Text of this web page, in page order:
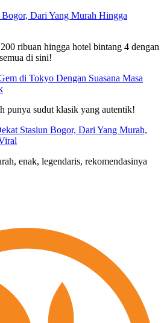
Dari Yang Murah Hingga
ribuan hingga hotel bintang 4 dengan
di sini!
di Tokyo Dengan Suasana Masa
punya sudut klasik yang autentik!
Stasiun Bogor, Dari Yang Murah,
enak, legendaris, rekomendasinya